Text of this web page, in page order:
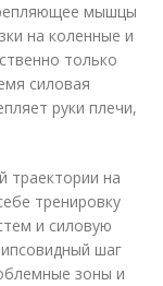
мышцы
на коленные и
только
силовая
руки плечи,
траектории на
тренировку
и силовую
шаг
зоны и